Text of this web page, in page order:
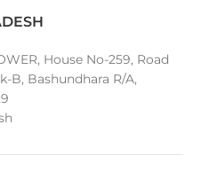
House No-259, Road
B, Bashundhara R/A,